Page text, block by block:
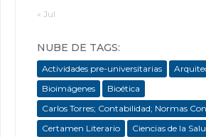
« Jul
NUBE DE TAGS:
Actividades pre-universitarias
Bioimágenes
Bioética
Carlos Torres; Contabilidad; Normas
Certamen Literario
Ciencias de la